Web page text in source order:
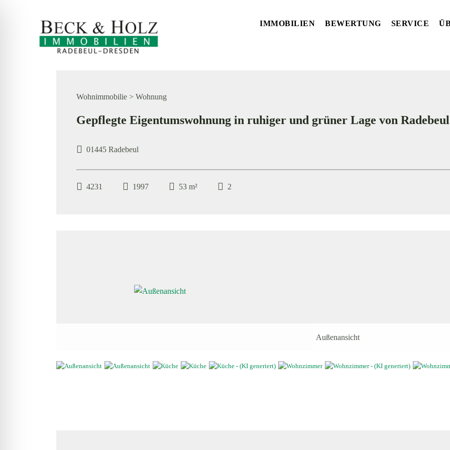
IMMOBILIEN BEWERTUNG SERVICE
Wohnimmobilie > Wohnung
Gepflegte Eigentumswohnung in ruhiger und grüner Lage von Radebeul
01445 Radebeul
4231 1997 53 m² 2
Außenansicht